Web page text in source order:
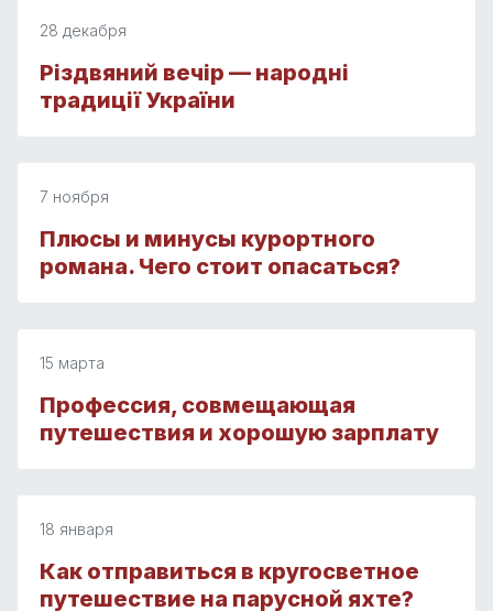
28 декабря
Різдвяний вечір — народні
традиції України
7 ноября
Плюсы и минусы курортного
романа. Чего стоит опасаться?
15 марта
Профессия, совмещающая
путешествия и хорошую зарплату
18 января
Как отправиться в кругосветное
путешествие на парусной яхте?